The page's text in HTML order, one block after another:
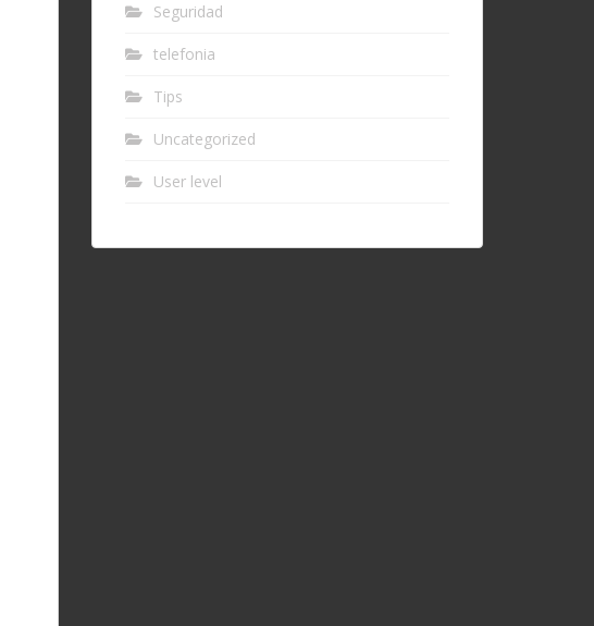
Seguridad
telefonia
Tips
Uncategorized
User level